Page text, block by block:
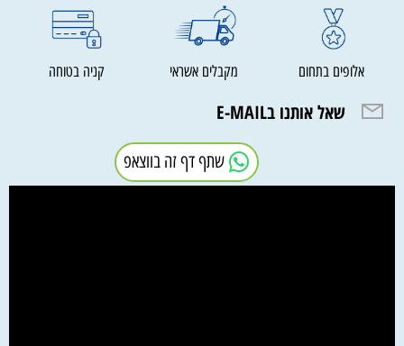
אלופים בתחום מקבלים אשראי קניה בטוחה
שאל אותנו בE-MAIL
שתף דף זה בווצאפ